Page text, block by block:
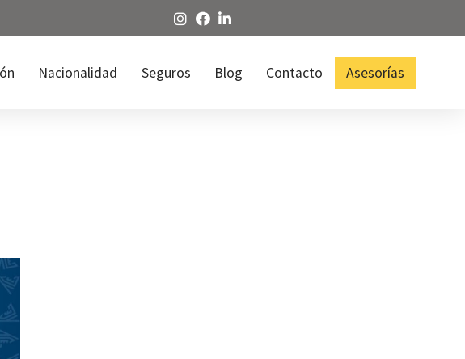
Nacionalidad Seguros Blog Contacto Asesorías